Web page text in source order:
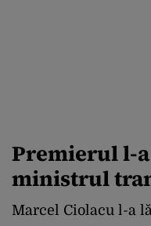
Premierul l-
ministrul
Marcel Ciolacu l-a